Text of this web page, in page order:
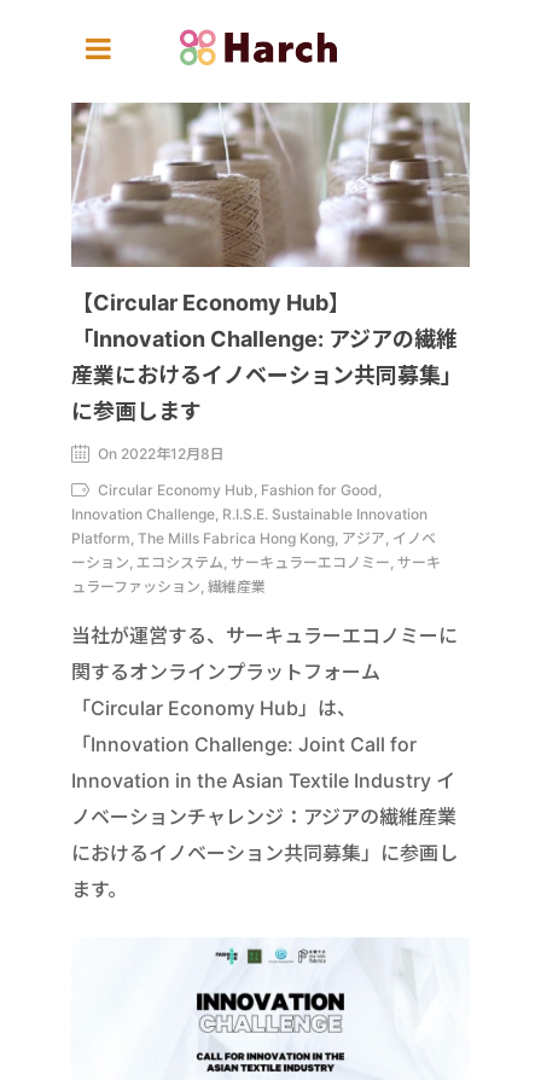
【Circular Economy Hub】
「Innovation Challenge: アジアの繊維
産業におけるイノベーション共同募集」
に参画します
On 2022年12月8日
Circular Economy Hub, Fashion for Good,
Innovation Challenge, R.I.S.E. Sustainable Innovation
Platform, The Mills Fabrica Hong Kong, アジア, イノベ
ーション, エコシステム, サーキュラーエコノミー, サーキ
ュラーファッション, 繊維産業
当社が運営する、サーキュラーエコノミーに
関するオンラインプラットフォーム
「Circular Economy Hub」は、
「Innovation Challenge: Joint Call for
Innovation in the Asian Textile Industry イ
ノベーションチャレンジ：アジアの繊維産業
におけるイノベーション共同募集」に参画し
ます。